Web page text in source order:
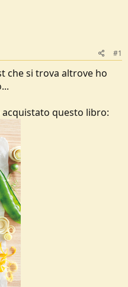
#1
che si trova altrove ho
questo libro: